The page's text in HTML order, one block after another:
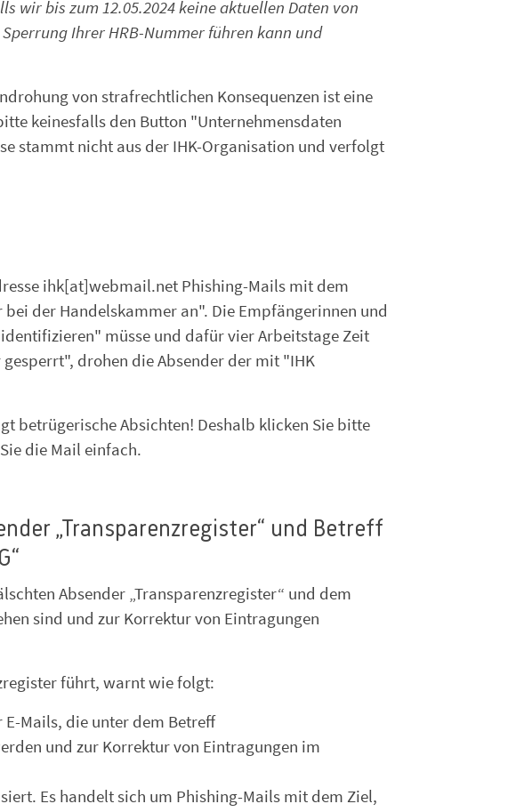
wir bis zum 12.05.2024 keine aktuellen Daten von
Ihrer HRB-Nummer führen kann und
von strafrechtlichen Konsequenzen ist eine
keinesfalls den Button "Unternehmensdaten
stammt nicht aus der IHK-Organisation und verfolgt
ihk[at]webmail.net Phishing-Mails mit dem
der Handelskammer an". Die Empfängerinnen und
müsse und dafür vier Arbeitstage Zeit
drohen die Absender der mit "IHK
betrügerische Absichten! Deshalb klicken Sie bitte
die Mail einfach.
„Transparenzregister“ und Betreff
Absender „Transparenzregister“ und dem
sind und zur Korrektur von Eintragungen
führt, warnt wie folgt:
Mails, die unter dem Betreff
und zur Korrektur von Eintragungen im
Es handelt sich um Phishing-Mails mit dem Ziel,